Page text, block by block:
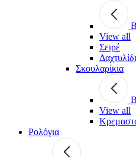
View all
Σειρέ
Σκουλαρίκια
View all
Ρολόγια